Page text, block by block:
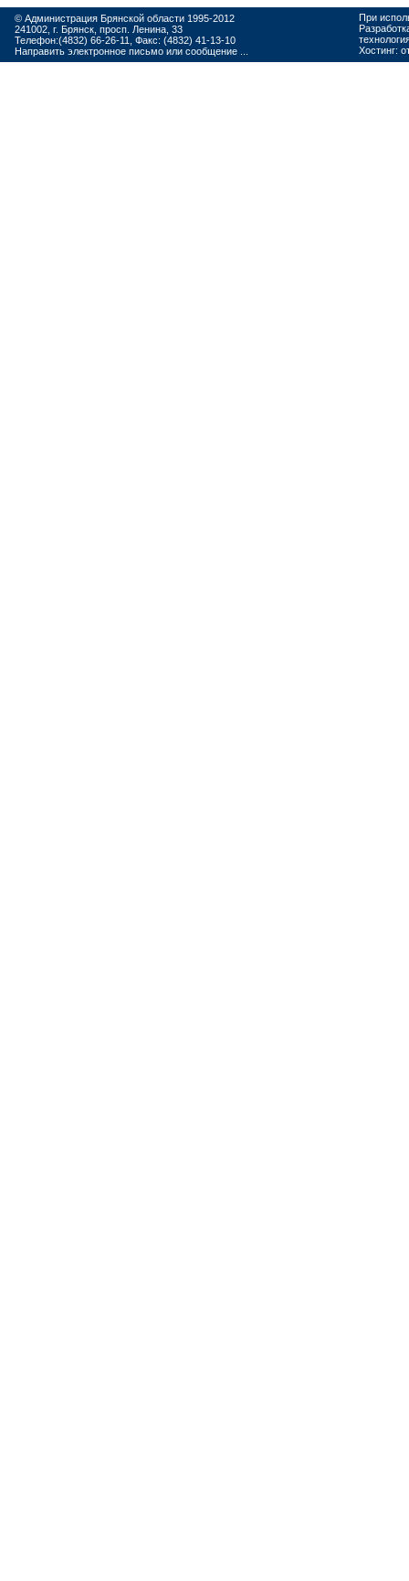
© Администрация Брянской области 1995-2012
241002, г. Брянск, просп. Ленина, 33
Телефон:(4832) 66-26-11, Факс: (4832) 41-13-10
Направить электронное письмо или сообщение ...
При
Хостинг: